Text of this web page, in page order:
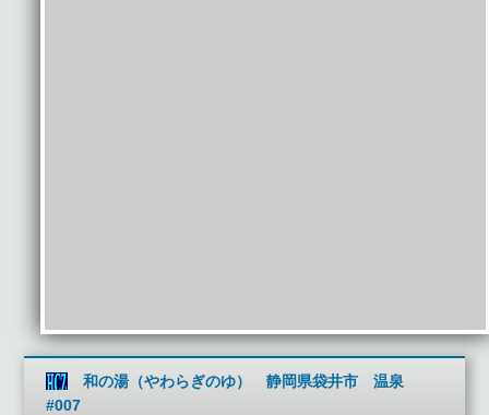
和の湯（やわらぎのゆ） 静岡県袋井市 温泉
#007